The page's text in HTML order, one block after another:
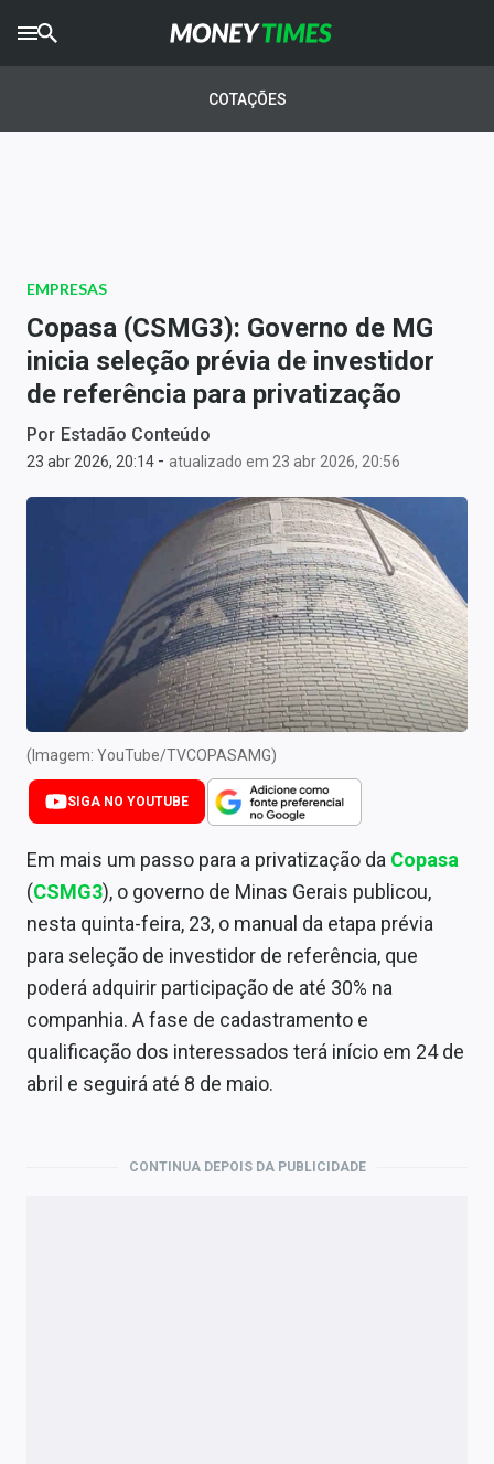
AGROTIMES
Newsletters
Money Trader
Anuncie
Últimas Notícias
Comprar ou vender?
Carteiras Recomendadas
Central de Dividendos
Central de Fundos Imobiliários
Central dos IPOs
Renda Fixa
Finanças Pessoais
Mercados
Economia
Empresas
Brasil
COTAÇÕES
EMPRESAS
Copasa (CSMG3): Governo de MG
inicia seleção prévia de investidor
de referência para privatização
Por Estadão Conteúdo
23 abr 2026, 20:14 - atualizado em 23 abr 2026, 20:56
(Imagem: YouTube/TVCOPASAMG)
SIGA NO YOUTUBE
Em mais um passo para a privatização da Copasa
(CSMG3), o governo de Minas Gerais publicou,
nesta quinta-feira, 23, o manual da etapa prévia
para seleção de investidor de referência, que
poderá adquirir participação de até 30% na
companhia. A fase de cadastramento e
qualificação dos interessados terá início em 24 de
abril e seguirá até 8 de maio.
CONTINUA DEPOIS DA PUBLICIDADE